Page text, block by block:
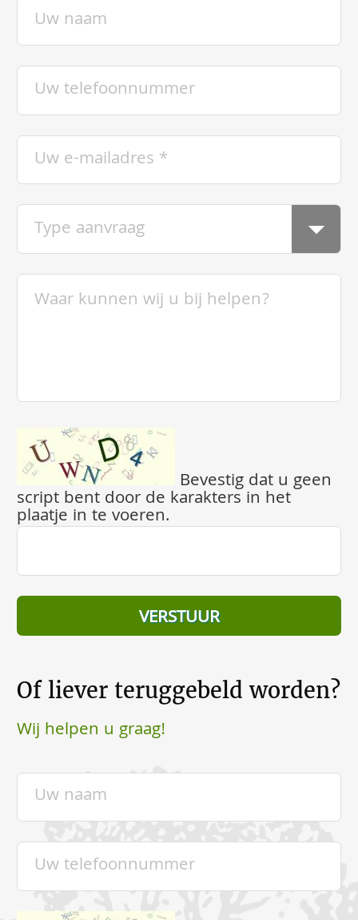
Bevestig dat u geen
script bent door de karakters in het
plaatje in te voeren.
Of liever teruggebeld worden?
Wij helpen u graag!